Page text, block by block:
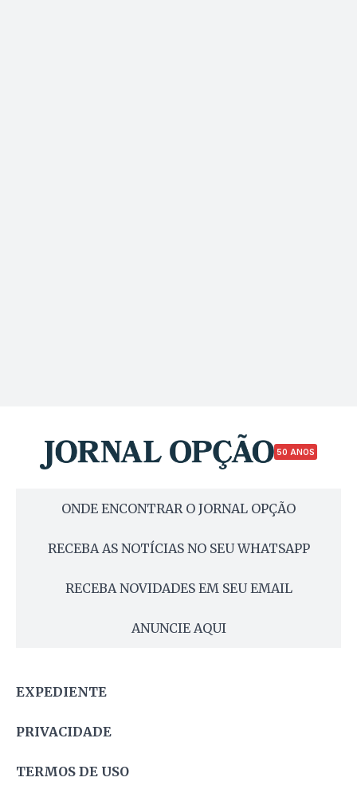
50 ANOS
ONDE ENCONTRAR O JORNAL OPÇÃO
RECEBA AS NOTÍCIAS NO SEU WHATSAPP
RECEBA NOVIDADES EM SEU EMAIL
ANUNCIE AQUI
EXPEDIENTE
PRIVACIDADE
TERMOS DE USO